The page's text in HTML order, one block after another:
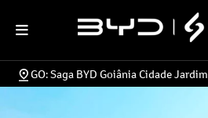
GO: Saga BYD Goiânia Cidade Jardim